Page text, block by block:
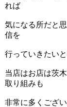
れば
気になる所だと
信を
行っていきたい
当店はお店は茨
取り組みも
非常に多くござい